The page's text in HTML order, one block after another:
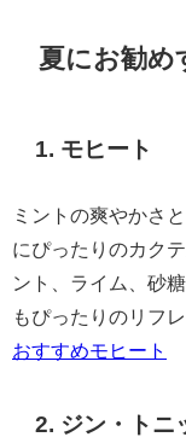
夏にお勧め
1. モヒート
ミントの爽やかさ
にぴったりのカク
ント、ライム、砂
もぴったりのリフ
おすすめモヒート
2. ジン・トニ